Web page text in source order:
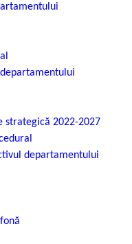
strategică 2022-2027
departamentului